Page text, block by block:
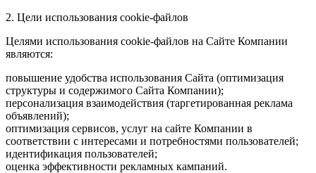
2. Цели использования cookie-файлов
Целями использования cookie-файлов на Сайте Компании
являются:
повышение удобства использования Сайта (оптимизация
структуры и содержимого Сайта Компании);
персонализация взаимодействия (таргетированная реклама
объявлений);
оптимизация сервисов, услуг на сайте Компании в
соответствии с интересами и потребностями пользователей;
идентификация пользователей;
оценка эффективности рекламных кампаний.